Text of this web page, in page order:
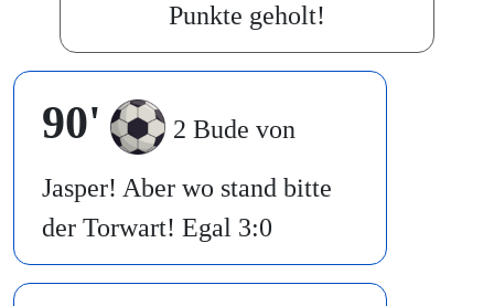
Punkte geholt!
90' 2 Bude von
Jasper! Aber wo stand bitte
der Torwart! Egal 3:0